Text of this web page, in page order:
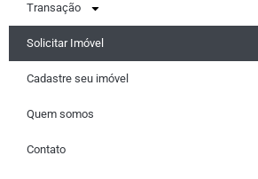
Transação
Solicitar Imóvel
Cadastre seu imóvel
Quem somos
Contato